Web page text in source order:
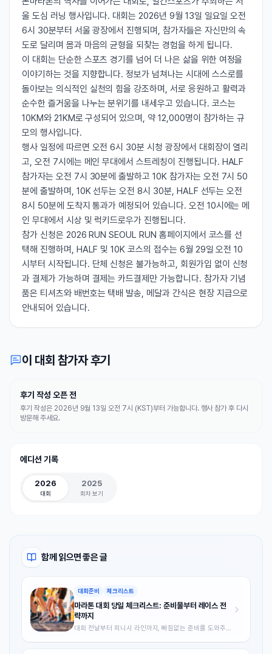
울 도심 러닝 행사입니다. 대회는 2026년 9월 13일 일요일 오전
6시 30분부터 서울 광장에서 진행되며, 참가자들은 자신만의 속
도로 달리며 몸과 마음의 균형을 되찾는 경험을 하게 됩니다.
이 대회는 단순한 스포츠 경기를 넘어 더 나은 삶을 위한 여정을
이야기하는 것을 지향합니다. 정보가 넘쳐나는 시대에 스스로를
돌아보는 의식적인 실천의 힘을 강조하며, 서로 응원하고 활력과
순수한 즐거움을 나누는 분위기를 내세우고 있습니다. 코스는
10KM와 21KM로 구성되어 있으며, 약 12,000명이 참가하는 규
모의 행사입니다.
행사 일정에 따르면 오전 6시 30분 시청 광장에서 대회장이 열리
고, 오전 7시에는 메인 무대에서 스트레칭이 진행됩니다. HALF
참가자는 오전 7시 30분에 출발하고 10K 참가자는 오전 7시 50
분에 출발하며, 10K 선두는 오전 8시 30분, HALF 선두는 오전
8시 50분에 도착지 통과가 예정되어 있습니다. 오전 10시에는 메
인 무대에서 시상 및 럭키드로우가 진행됩니다.
참가 신청은 2026 RUN SEOUL RUN 홈페이지에서 코스를 선
택해 진행하며, HALF 및 10K 코스의 접수는 6월 29일 오전 10
시부터 시작됩니다. 단체 신청은 불가능하고, 회원가입 없이 신청
과 결제가 가능하며 결제는 카드결제만 가능합니다. 참가자 기념
품은 티셔츠와 배번호는 택배 발송, 메달과 간식은 현장 지급으로
안내되어 있습니다.
이 대회 참가자 후기
후기 작성 오픈 전
후기 작성은 2026년 9월 13일 오전 7시 (KST)부터 가능합니다. 행사 참가 후 다시
방문해 주세요.
에디션 기록
2026
대회
2025
회차 보기
함께 읽으면 좋은 글
대회준비 체크리스트
마라톤 대회 당일 체크리스트: 준비물부터 레이스 전
략까지
대회 전날부터 피니시 라인까지, 빠짐없는 준비를 도와주는